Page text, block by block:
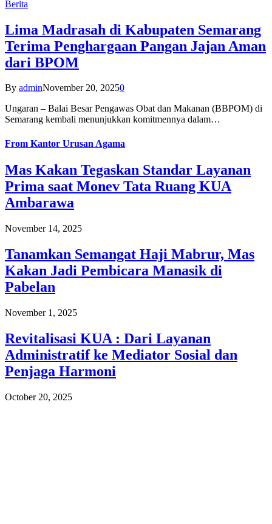
Berita
Lima Madrasah di Kabupaten Semarang
Terima Penghargaan Pangan Jajan Aman
dari BPOM
By adminNovember 20, 20250
Ungaran – Balai Besar Pengawas Obat dan Makanan (BBPOM) di
Semarang kembali menunjukkan komitmennya dalam…
From Kantor Urusan Agama
Mas Kakan Tegaskan Standar Layanan
Prima saat Monev Tata Ruang KUA
Ambarawa
November 14, 2025
Tanamkan Semangat Haji Mabrur, Mas
Kakan Jadi Pembicara Manasik di
Pabelan
November 1, 2025
Revitalisasi KUA : Dari Layanan
Administratif ke Mediator Sosial dan
Penjaga Harmoni
October 20, 2025